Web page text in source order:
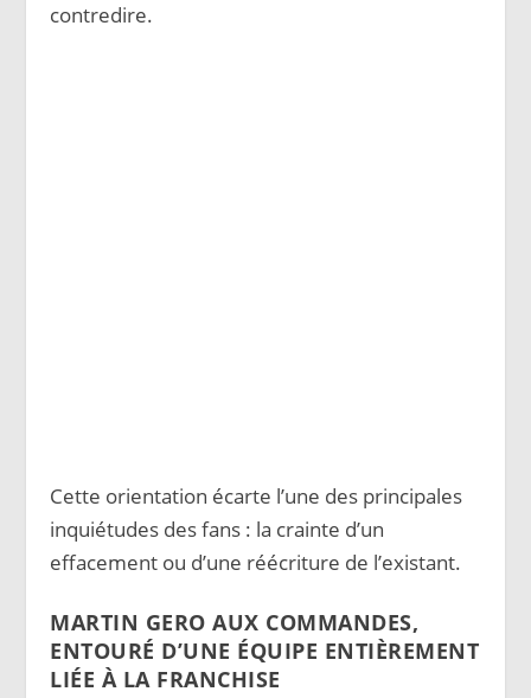
contredire.
Cette orientation écarte l’une des principales
inquiétudes des fans : la crainte d’un
effacement ou d’une réécriture de l’existant.
MARTIN GERO AUX COMMANDES,
ENTOURÉ D’UNE ÉQUIPE ENTIÈREMENT
LIÉE À LA FRANCHISE